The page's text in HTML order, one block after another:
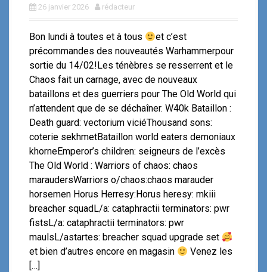
26 janvier 2026 rédacteur
Bon lundi à toutes et à tous
et c’est
précommandes des nouveautés Warhammerpour
sortie du 14/02!Les ténèbres se resserrent et le
Chaos fait un carnage, avec de nouveaux
bataillons et des guerriers pour The Old World qui
n’attendent que de se déchaîner. W40k Bataillon :
Death guard: vectorium viciéThousand sons:
coterie sekhmetBataillon world eaters demoniaux
khorneEmperor’s children: seigneurs de l’excès
The Old World : Warriors of chaos: chaos
maraudersWarriors o/chaos:chaos marauder
horsemen Horus Herresy:Horus heresy: mkiii
breacher squadL/a: cataphractii terminators: pwr
fistsL/a: cataphractii terminators: pwr
maulsL/astartes: breacher squad upgrade set
et bien d’autres encore en magasin
Venez les
[…]